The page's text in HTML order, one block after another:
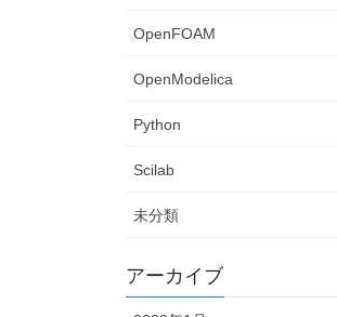
OpenFOAM
OpenModelica
Python
Scilab
未分類
アーカイブ